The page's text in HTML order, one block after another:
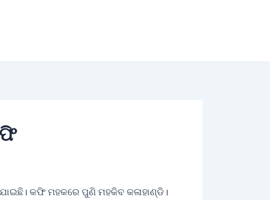
କଫି ମହକରେ ପୁଣି ମହକିବ କଳାହାଣ୍ଡି।